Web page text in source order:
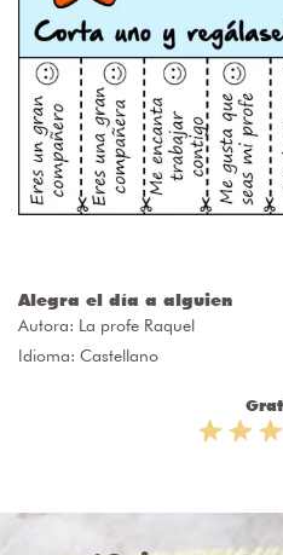
Alegra el día a alguien
Autora: La profe Raquel
Idioma: Castellano